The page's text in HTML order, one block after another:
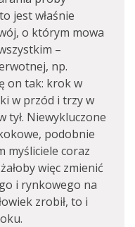
jest właśnie
o którym mowa
–
np.
on tak: krok w
w przód i trzy w
tył. Niewykluczone
podobnie
myśliciele coraz
więc zmienić
i rynkowego na
zrobił, to i